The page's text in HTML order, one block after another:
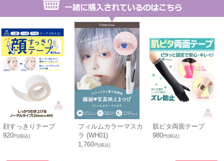
顔すっきりテープ
920円(税込)
フィルムカラーマスカ
ラ (WH01)
1,760円(税込)
肌ピタ両面テープ
980円(税込)